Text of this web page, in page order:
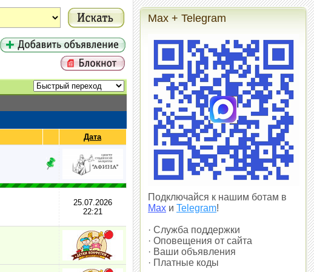
Дата
25.07.2026
22:21
Max + Telegram
Подключайся к нашим ботам в
Max и Telegram!
· Служба поддержки
· Оповещения от сайта
· Ваши объявления
· Платные коды